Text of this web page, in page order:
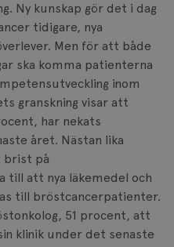
Ny kunskap gör det i dag
tidigare, nya
Men för att både
ska komma patienterna
inom
granskning visar att
har nekats
året. Nästan lika
brist på
till att nya läkemedel och
till bröstcancerpatienter.
51 procent, att
klinik under det senaste